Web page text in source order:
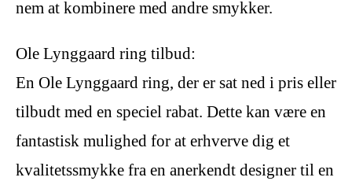
nem at kombinere med andre smykker.
Ole Lynggaard ring tilbud:
En Ole Lynggaard ring, der er sat ned i pris eller
tilbudt med en speciel rabat. Dette kan være en
fantastisk mulighed for at erhverve dig et
kvalitetssmykke fra en anerkendt designer til en